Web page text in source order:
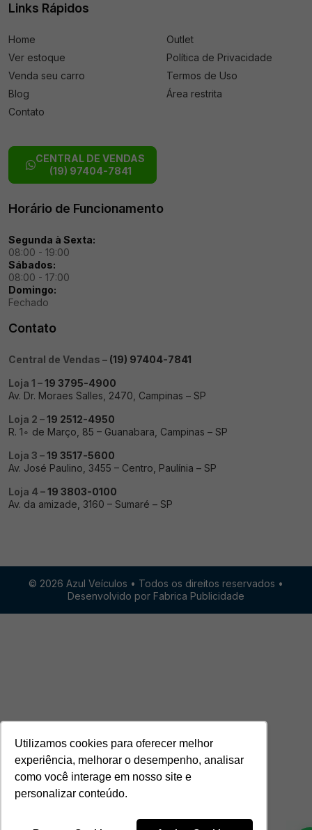
Utilizamos cookies para oferecer melhor
experiência, melhorar o desempenho, analisar
como você interage em nosso site e
personalizar conteúdo.
Links Rápidos
Home
Ver estoque
Venda seu carro
Blog
Contato
Outlet
Política de Privacidade
Termos de Uso
Área restrita
CENTRAL DE VENDAS
(19) 97404-7841
Horário de Funcionamento
Segunda à Sexta:
08:00 - 19:00
Sábados:
08:00 - 17:00
Domingo:
Fechado
Contato
Central de Vendas – (19) 97404-7841
Loja 1 –19 3795-4900
Av. Dr. Moraes Salles, 2470, Campinas – SP
Loja 2 –19 2512-4950
R. 1∘ de Março, 85 – Guanabara, Campinas – SP
Loja 3 –19 3517-5600
Av. José Paulino, 3455 – Centro, Paulínia – SP
Loja 4 –19 3803-0100
Av. da amizade, 3160 – Sumaré – SP
© 2026 Azul Veículos • Todos os direitos reservados •
Desenvolvido por Fabrica Publicidade